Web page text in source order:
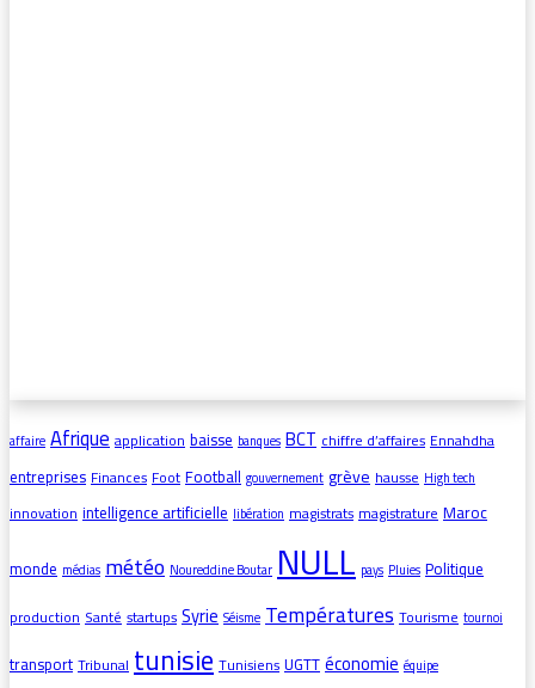
affaire Afriqueapplicationbaisse banques BCTchiffre d’affairesEnnahdha
entreprisesFinancesFootFootball gouvernement grèvehausse High tech
innovationintelligence artificielle libération magistratsmagistratureMaroc
monde médias météo Noureddine Boutar NULL pays Pluies Politique
productionSantéstartupsSyrie Séisme TempératuresTourisme tournoi
transportTribunaltunisieTunisiensUGTTéconomie équipe